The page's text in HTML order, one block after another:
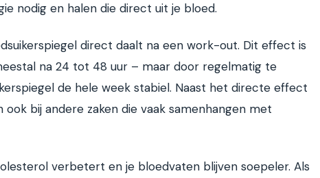
nodig en halen die direct uit je bloed.
direct daalt na een work-out. Dit effect is
na 24 tot 48 uur – maar door regelmatig te
de hele week stabiel. Naast het directe effect
bij andere zaken die vaak samenhangen met
verbetert en je bloedvaten blijven soepeler. Als